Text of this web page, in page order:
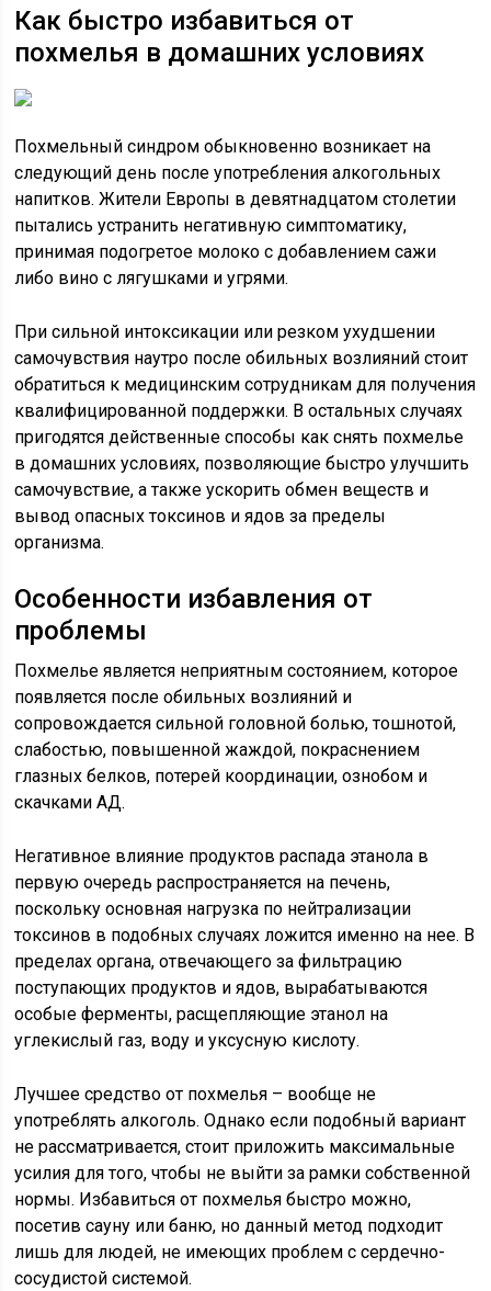
Как быстро избавиться от
похмелья в домашних условиях
Похмельный синдром обыкновенно возникает на
следующий день после употребления алкогольных
напитков. Жители Европы в девятнадцатом столетии
пытались устранить негативную симптоматику,
принимая подогретое молоко с добавлением сажи
либо вино с лягушками и угрями.
При сильной интоксикации или резком ухудшении
самочувствия наутро после обильных возлияний стоит
обратиться к медицинским сотрудникам для получения
квалифицированной поддержки. В остальных случаях
пригодятся действенные способы как снять похмелье
в домашних условиях, позволяющие быстро улучшить
самочувствие, а также ускорить обмен веществ и
вывод опасных токсинов и ядов за пределы
организма.
Особенности избавления от
проблемы
Похмелье является неприятным состоянием, которое
появляется после обильных возлияний и
сопровождается сильной головной болью, тошнотой,
слабостью, повышенной жаждой, покраснением
глазных белков, потерей координации, ознобом и
скачками АД.
Негативное влияние продуктов распада этанола в
первую очередь распространяется на печень,
поскольку основная нагрузка по нейтрализации
токсинов в подобных случаях ложится именно на нее. В
пределах органа, отвечающего за фильтрацию
поступающих продуктов и ядов, вырабатываются
особые ферменты, расщепляющие этанол на
углекислый газ, воду и уксусную кислоту.
Лучшее средство от похмелья – вообще не
употреблять алкоголь. Однако если подобный вариант
не рассматривается, стоит приложить максимальные
усилия для того, чтобы не выйти за рамки собственной
нормы. Избавиться от похмелья быстро можно,
посетив сауну или баню, но данный метод подходит
лишь для людей, не имеющих проблем с сердечно-
сосудистой системой.